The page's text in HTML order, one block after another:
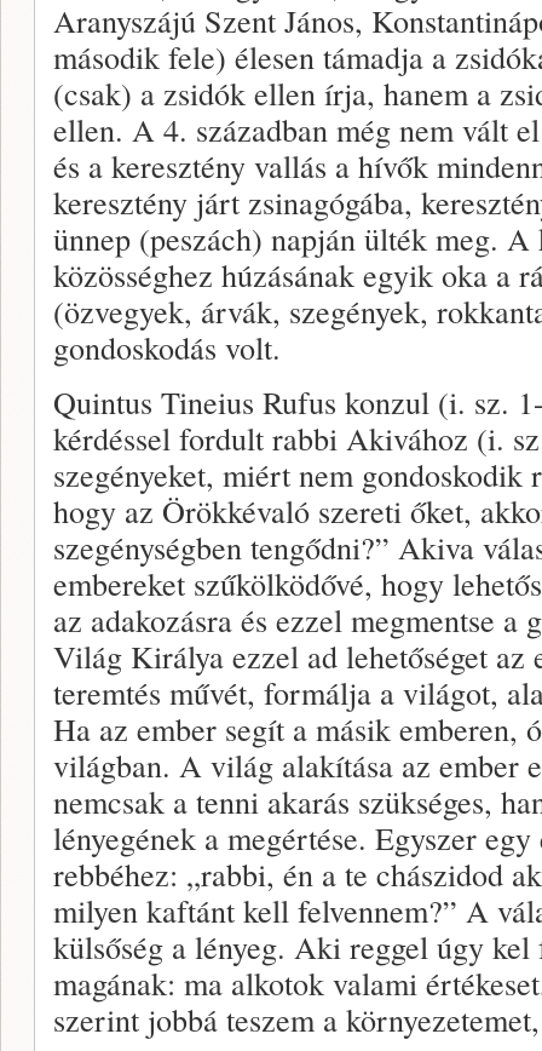
Aranyszájú Szent János,
második fele) élesen támadja a
(csak) a zsidók ellen írja, hanem a
ellen. A 4. században még nem vált
és a keresztény vallás a hívők
keresztény járt zsinagógába,
ünnep (peszách) napján ülték meg. A
közösséghez húzásának egyik oka a
(özvegyek, árvák, szegények,
gondoskodás volt.
Quintus Tineius Rufus konzul (i. sz.
kérdéssel fordult rabbi Akivához (i.
szegényeket, miért nem gondoskodik
hogy az Örökkévaló szereti őket,
szegénységben tengődni?” Akiva
embereket szűkölködővé, hogy
az adakozásra és ezzel megmentse
Világ Királya ezzel ad lehetőséget az
teremtés művét, formálja a világot,
Ha az ember segít a másik emberen,
világban. A világ alakítása az ember
nemcsak a tenni akarás szükséges,
lényegének a megértése. Egyszer
rebbéhez: „rabbi, én a te chászidod
milyen kaftánt kell felvennem?” A
külsőség a lényeg. Aki reggel úgy
magának: ma alkotok valami
szerint jobbá teszem a